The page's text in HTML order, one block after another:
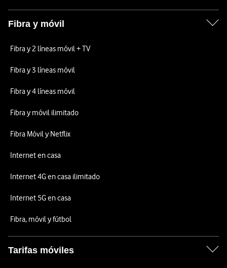
Fibra y móvil
Fibra y 2 líneas móvil + TV
Fibra y 3 líneas móvil
Fibra y 4 líneas móvil
Fibra y móvil ilimitado
Fibra Móvil y Netflix
Internet en casa
Internet 4G en casa ilimitado
Internet 5G en casa
Fibra, móvil y fútbol
Tarifas móviles